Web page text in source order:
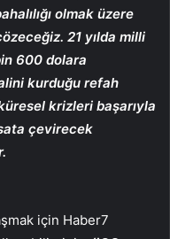
olmak üzere
21 yılda milli
600 dolara
kurduğu refah
krizleri başarıyla
çevirecek
için Haber7